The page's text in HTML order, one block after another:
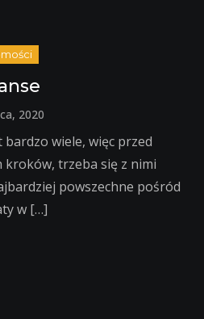
2020
bardzo wiele, więc przed
kroków, trzeba się z nimi
powszechne pośród
w […]